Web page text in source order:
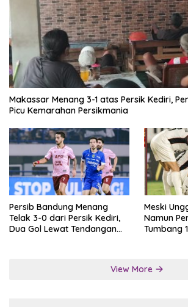
Makassar Menang 3-1 atas Persik Kediri,
Picu Kemarahan Persikmania
Persib Bandung Menang
Telak 3-0 dari Persik Kediri,
Dua Gol Lewat Tendangan
Meski
Namun
Tumbang
View More